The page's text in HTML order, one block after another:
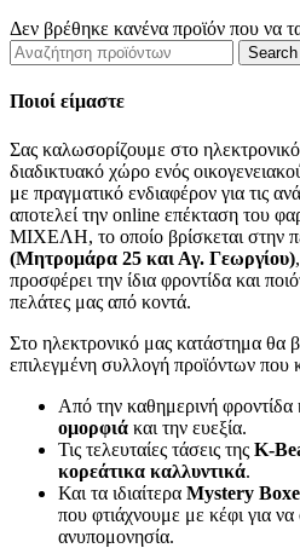
Δεν βρέθηκε κανένα προϊόν που να
Search
Ποιοί είμαστε
Σας καλωσορίζουμε στο
διαδικτυακό χώρο ενός
με πραγματικό ενδιαφέρον για τις
αποτελεί την online επέκταση του
ΜΙΧΕΛΗ, το οποίο βρίσκεται στην
(Μητρομάρα 25 και Αγ. Γεωργίου)
προσφέρει την ίδια φροντίδα και
πελάτες μας από κοντά.
Στο ηλεκτρονικό μας κατάστημα θα
επιλεγμένη συλλογή προϊόντων που
Από την καθημερινή φροντίδα
ομορφιά και την ευεξία.
Τις τελευταίες τάσεις της K-
κορεάτικα καλλυντικά.
Και τα ιδιαίτερα Mystery
που φτιάχνουμε με κέφι για
ανυπομονησία.